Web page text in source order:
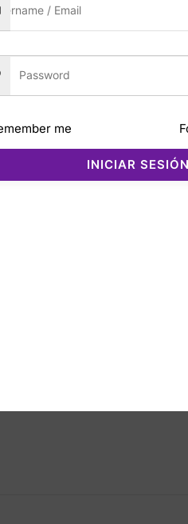
para ofrecer comodidad,
transpirable mantiene
entrenamientos o uso
y su diseño en tonos gris
es uno de los
un calzado cómodo
me
INICIAR SESIÓN